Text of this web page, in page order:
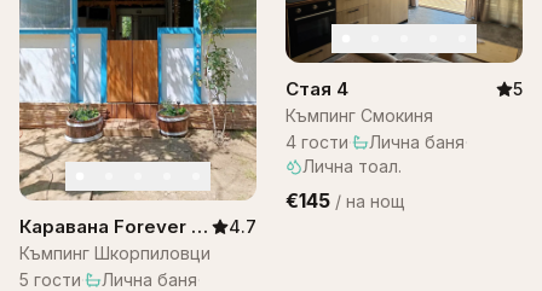
Каравана Forever –
Шкорпиловци
4.7
Къмпинг Шкорпиловци
5 гости· Лична баня·
Стая 4
5
Къмпинг Смокиня
4 гости· Лична баня·
Лична тоал.
€145 / на нощ